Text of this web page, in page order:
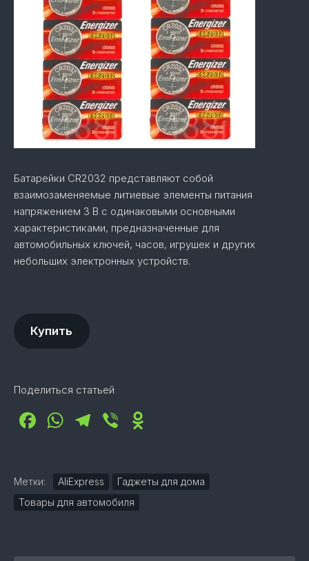
Батарейки CR2032 представляют собой
взаимозаменяемые литиевые элементы питания
напряжением 3 В с одинаковыми основными
характеристиками, предназначенные для
автомобильных ключей, часов, игрушек и других
небольших электронных устройств.
Купить
Поделиться статьей
Facebook
WhatsApp
Telegram
Viber
Метки: AliExpress
Гаджеты для дома
Товары для автомобиля